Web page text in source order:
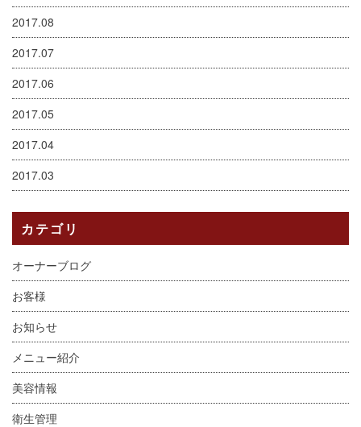
2017.08
2017.07
2017.06
2017.05
2017.04
2017.03
カテゴリ
オーナーブログ
お客様
お知らせ
メニュー紹介
美容情報
衛生管理